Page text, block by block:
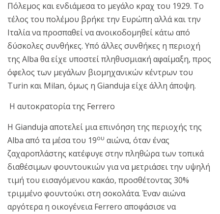
Πόλεμος και ενδιάμεσα το μεγάλο κραχ του 1929. Το
τέλος του πολέμου βρήκε την Ευρώπη αλλά και την
Ιταλία να προσπαθεί να ανοικοδομηθεί κάτω από
δύσκολες συνθήκες. Υπό άλλες συνθήκες η περιοχή
της Alba θα είχε υποστεί πληθυσμιακή αφαίμαξη, προς
όφελος των μεγάλων βιομηχανικών κέντρων του
Turin και Milan, όμως η Gianduja είχε άλλη άποψη.
Η αυτοκρατορία της Ferrero
Η Gianduja αποτελεί μια επινόηση της περιοχής της
Alba από τα μέσα του 19ου αιώνα, όταν ένας
ζαχαροπλάστης κατέφυγε στην πληθώρα των τοπικά
διαθέσιμων φουντουκιών για να μετριάσει την υψηλή
τιμή του εισαγόμενου κακάο, προσθέτοντας 30%
τριμμένο φουντούκι στη σοκολάτα. Έναν αιώνα
αργότερα η οικογένεια Ferrero αποφάσισε να